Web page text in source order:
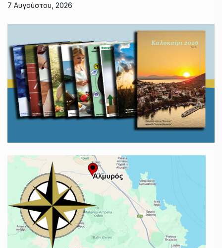
7 Αυγούστου, 2026